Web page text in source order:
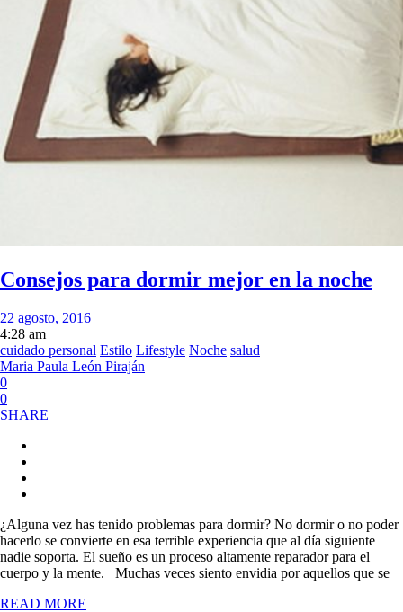
Consejos para dormir mejor en la noche
22 agosto, 2016
4:28 am
cuidado personal Estilo Lifestyle Noche salud
Maria Paula León Piraján
0
0
SHARE
¿Alguna vez has tenido problemas para dormir? No dormir o no poder
hacerlo se convierte en esa terrible experiencia que al día siguiente
nadie soporta. El sueño es un proceso altamente reparador para el
cuerpo y la mente. Muchas veces siento envidia por aquellos que se
READ MORE